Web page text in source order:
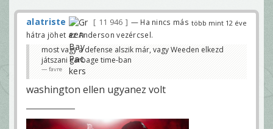
több mint 12 éve
alatriste 11 946
— Ha nincs más
hátra jöhet az Anderson vezércsel.
most vagy a defense alszik már, vagy Weeden elkezd
játszani garbage time-ban
favre
washington ellen ugyanez volt